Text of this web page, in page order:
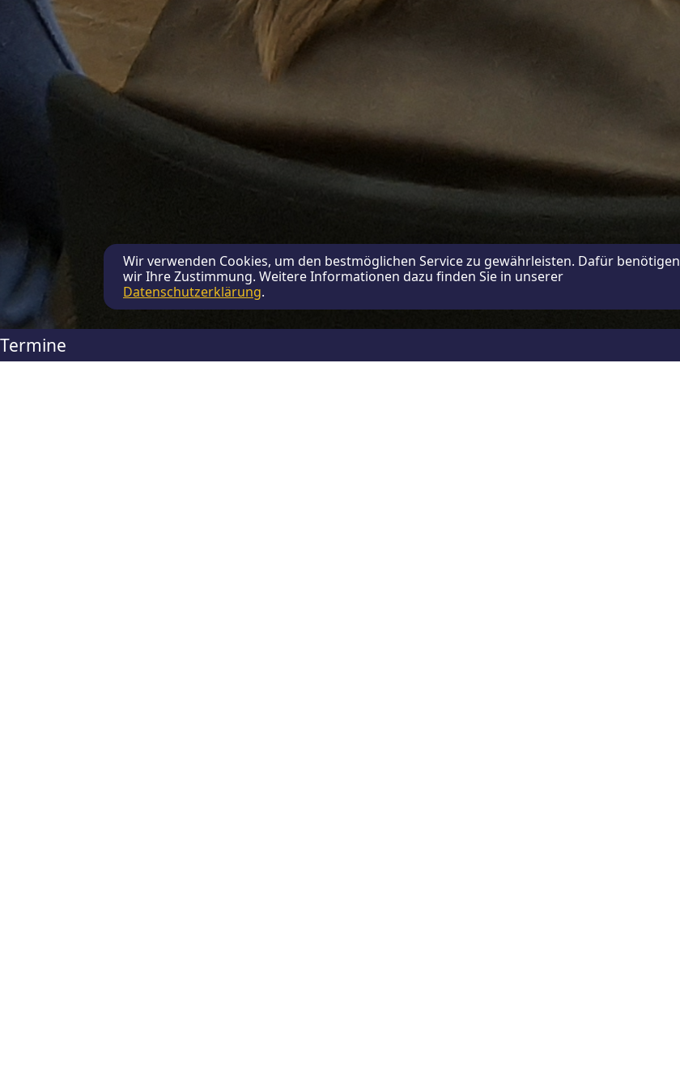
Wir verwenden Cookies, um den bestmöglichen Service zu gewährleisten. Dafür benötigen
wir Ihre Zustimmung. Weitere Informationen dazu finden Sie in unserer
Datenschutzerklärung.
Termine